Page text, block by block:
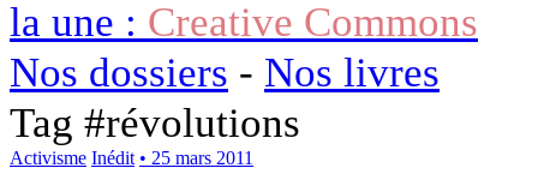
la une : Creative Commons
Nos dossiers - Nos livres
Tag #révolutions
Activisme Inédit • 25 mars 2011